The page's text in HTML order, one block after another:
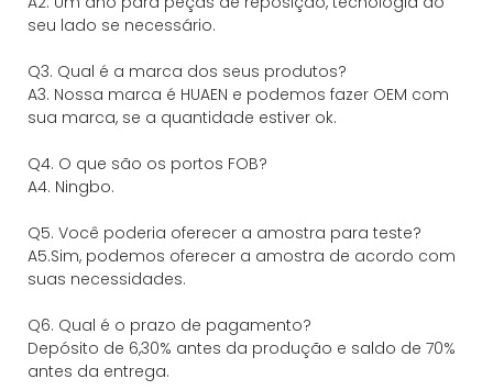
seu lado se necessário.
Q3. Qual é a marca dos seus produtos?
A3. Nossa marca é HUAEN e podemos fazer OEM com
sua marca, se a quantidade estiver ok.
Q4. O que são os portos FOB?
A4. Ningbo.
Q5. Você poderia oferecer a amostra para teste?
A5.Sim, podemos oferecer a amostra de acordo com
suas necessidades.
Q6. Qual é o prazo de pagamento?
Depósito de 6,30% antes da produção e saldo de 70%
antes da entrega.